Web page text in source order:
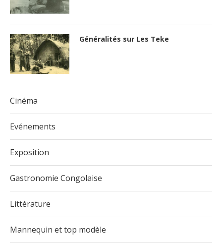
Généralités sur Les Teke
Cinéma
Evénements
Exposition
Gastronomie Congolaise
Littérature
Mannequin et top modèle